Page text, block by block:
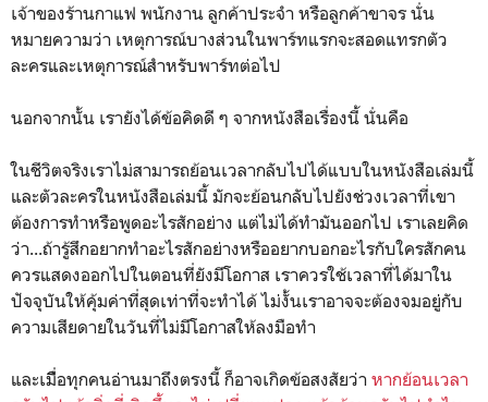
เจ้าของร้านกาแฟ พนักงาน ลูกค้าประจำ หรือลูกค้าขาจร นั่น
หมายความว่า เหตุการณ์บางส่วนในพาร์ทแรกจะสอดแทรกตัว
ละครและเหตุการณ์สำหรับพาร์ทต่อไป
นอกจากนั้น เรายังได้ข้อคิดดี ๆ จากหนังสือเรื่องนี้ นั่นคือ
ในชีวิตจริงเราไม่สามารถย้อนเวลากลับไปได้แบบในหนังสือเล่มนี้
และตัวละครในหนังสือเล่มนี้ มักจะย้อนกลับไปยังช่วงเวลาที่เขา
ต้องการทำหรือพูดอะไรสักอย่าง แต่ไม่ได้ทำมันออกไป เราเลยคิด
ว่า...ถ้ารู้สึกอยากทำอะไรสักอย่างหรืออยากบอกอะไรกับใครสักคน
ควรแสดงออกไปในตอนที่ยังมีโอกาส เราควรใช้เวลาที่ได้มาใน
ปัจจุบันให้คุ้มค่าที่สุดเท่าที่จะทำได้ ไม่งั้นเราอาจจะต้องจมอยู่กับ
ความเสียดายในวันที่ไม่มีโอกาสให้ลงมือทำ
และเมืื่อทุกคนอ่านมาถึงตรงนี้ ก็อาจเกิดข้อสงสัยว่า หากย้อนเวลา